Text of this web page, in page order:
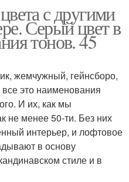
с другими
Серый цвет в
тонов. 45
жемчужный, гейнсборо,
это наименования
И их, как мы
не менее 50-ти. Без них
интерьер, и лофтовое
в основу
стиле и в